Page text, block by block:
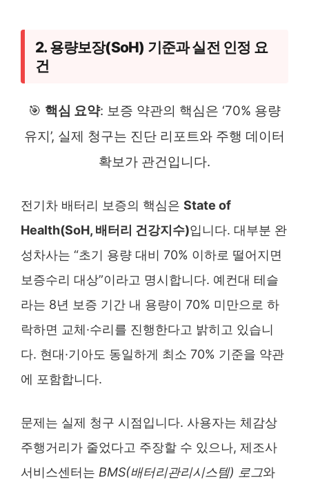
2. 용량보장(SoH) 기준과 실전 인정 요
건
🎯 핵심 요약: 보증 약관의 핵심은 ‘70% 용량
유지’, 실제 청구는 진단 리포트와 주행 데이터
확보가 관건입니다.
전기차 배터리 보증의 핵심은 State of
Health(SoH, 배터리 건강지수)입니다. 대부분 완
성차사는 “초기 용량 대비 70% 이하로 떨어지면
보증수리 대상”이라고 명시합니다. 예컨대 테슬
라는 8년 보증 기간 내 용량이 70% 미만으로 하
락하면 교체·수리를 진행한다고 밝히고 있습니
다. 현대·기아도 동일하게 최소 70% 기준을 약관
에 포함합니다.
문제는 실제 청구 시점입니다. 사용자는 체감상
주행거리가 줄었다고 주장할 수 있으나, 제조사
서비스센터는 BMS(배터리관리시스템) 로그와